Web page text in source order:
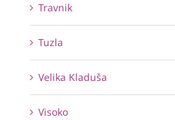
Travnik
Tuzla
Velika Kladuša
Visoko